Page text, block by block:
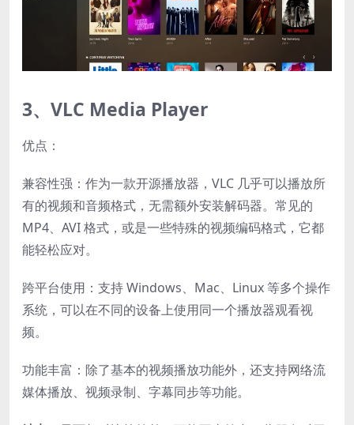
3、VLC Media Player
优点：
兼容性强：作为一款开源播放器，VLC 几乎可以播放所
有的视频和音频格式，无需额外安装解码器。常见的
MP4、AVI 格式，或是一些特殊的视频编码格式，它都
能轻松应对。
跨平台使用：支持 Windows、Mac、Linux 等多个操作
系统，可以在不同的设备上使用同一个播放器观看视
频。
功能丰富：除了基本的视频播放功能外，还支持网络流
媒体播放、视频录制、字幕同步等功能。